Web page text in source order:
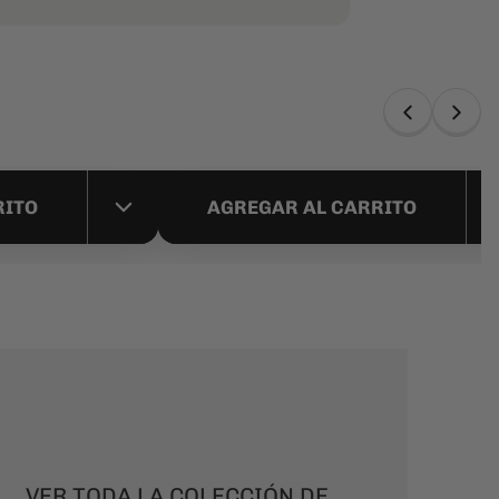
Notebook 16" | Roll Top
AGREGAR AL CARRITO